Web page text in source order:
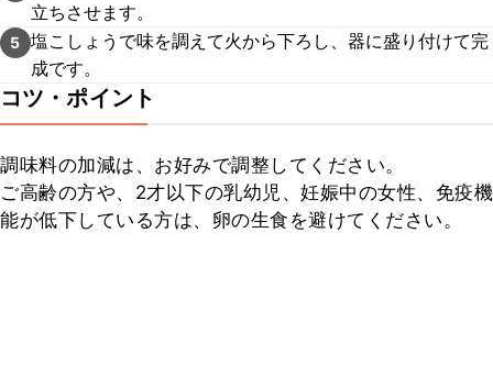
立ちさせます。
5 塩こしょうで味を調えて火から下ろし、器に盛り付けて完
成です。
コツ・ポイント
調味料の加減は、お好みで調整してください。
ご高齢の方や、2才以下の乳幼児、妊娠中の女性、免疫機
能が低下している方は、卵の生食を避けてください。